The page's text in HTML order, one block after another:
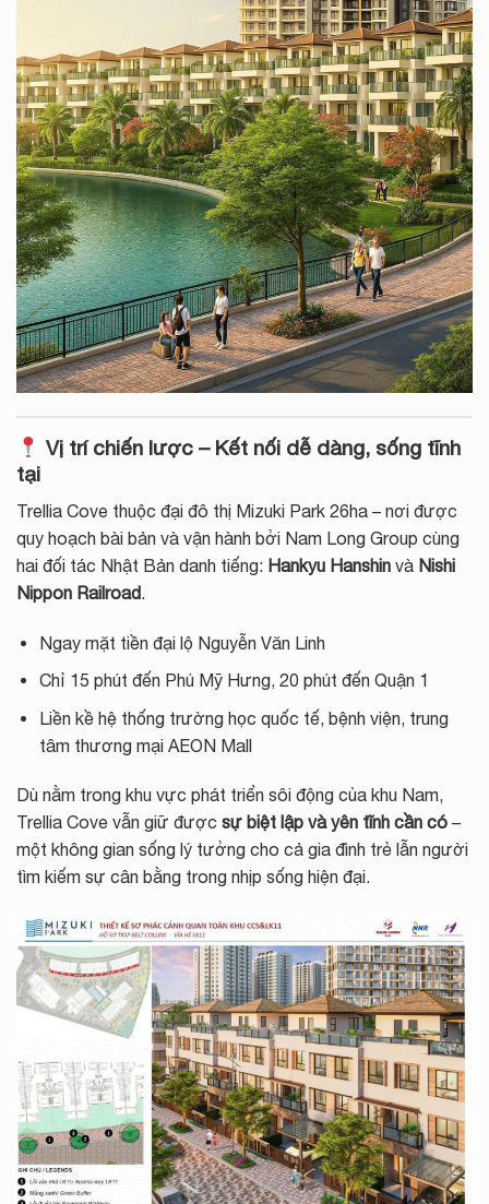
Vị trí chiến lược – Kết nối dễ dàng, sống tĩnh
tại
Trellia Cove thuộc đại đô thị Mizuki Park 26ha – nơi được
quy hoạch bài bản và vận hành bởi Nam Long Group cùng
hai đối tác Nhật Bản danh tiếng: Hankyu Hanshin và Nishi
Nippon Railroad.
Ngay mặt tiền đại lộ Nguyễn Văn Linh
Chỉ 15 phút đến Phú Mỹ Hưng, 20 phút đến Quận 1
Liền kề hệ thống trường học quốc tế, bệnh viện, trung
tâm thương mại AEON Mall
Dù nằm trong khu vực phát triển sôi động của khu Nam,
Trellia Cove vẫn giữ được sự biệt lập và yên tĩnh cần có –
một không gian sống lý tưởng cho cả gia đình trẻ lẫn người
tìm kiếm sự cân bằng trong nhịp sống hiện đại.